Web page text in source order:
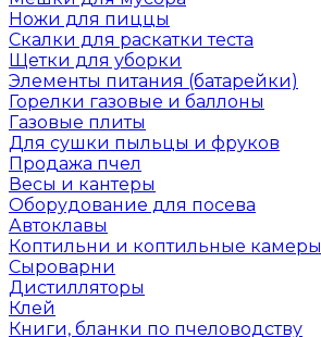
Ножи для пиццы
Скалки для раскатки теста
Щетки для уборки
Элементы питания (батарейки)
Горелки газовые и баллоны
Газовые плиты
Для сушки пыльцы и фруков
Продажа пчел
Весы и кантеры
Оборудование для посева
Автоклавы
Коптильни и коптильные камеры
Сыроварни
Дистилляторы
Клей
Книги, бланки по пчеловодству